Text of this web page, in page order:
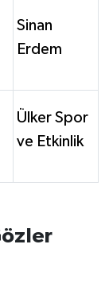
Sinan
Erdem
Ülker Spor
ve Etkinlik